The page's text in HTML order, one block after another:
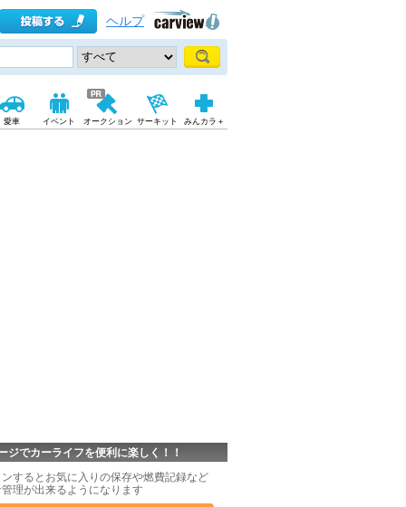
ヘルプ
愛車 イベント オークション サーキット みんカラ＋
ジでカーライフを便利に楽しく！！
するとお気に入りの保存や燃費記録など
理が出来るようになります